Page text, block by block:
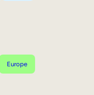
Europe